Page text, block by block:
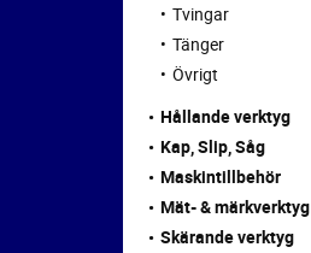
Tvingar
Tänger
Övrigt
Hållande verktyg
Kap, Slip, Såg
Maskintillbehör
Mät- & märkverktyg
Skärande verktyg